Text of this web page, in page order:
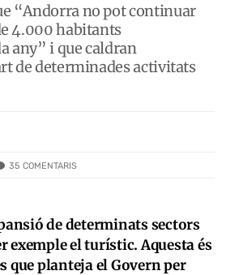
“Andorra no pot continuar
4.000 habitants
any” i que caldran
de determinades activitats
35 COMENTARIS
de determinats sectors
exemple el turístic. Aquesta és
que planteja el Govern per